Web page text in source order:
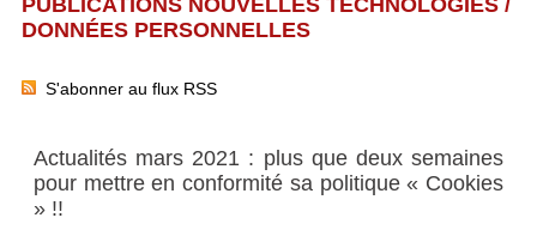
PUBLICATIONS NOUVELLES TECHNOLOGIES /
DONNÉES PERSONNELLES
S'abonner au flux RSS
Actualités mars 2021 : plus que deux semaines
pour mettre en conformité sa politique « Cookies
» !!